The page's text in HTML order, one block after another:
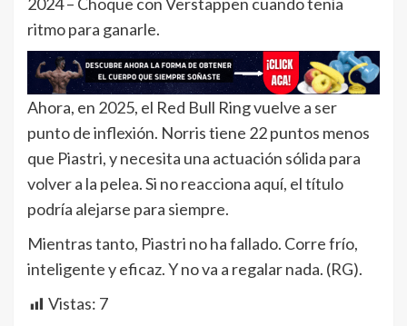
ritmo para ganarle.
Ahora, en 2025, el Red Bull Ring vuelve a ser
punto de inflexión. Norris tiene 22 puntos menos
que Piastri, y necesita una actuación sólida para
volver a la pelea. Si no reacciona aquí, el título
podría alejarse para siempre.
Mientras tanto, Piastri no ha fallado. Corre frío,
inteligente y eficaz. Y no va a regalar nada. (RG).
Vistas: 7